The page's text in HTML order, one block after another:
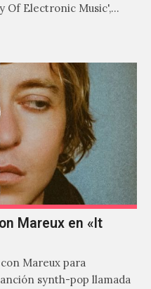
Of Electronic Music',
Mareux en «It
Mareux para
synth-pop llamada